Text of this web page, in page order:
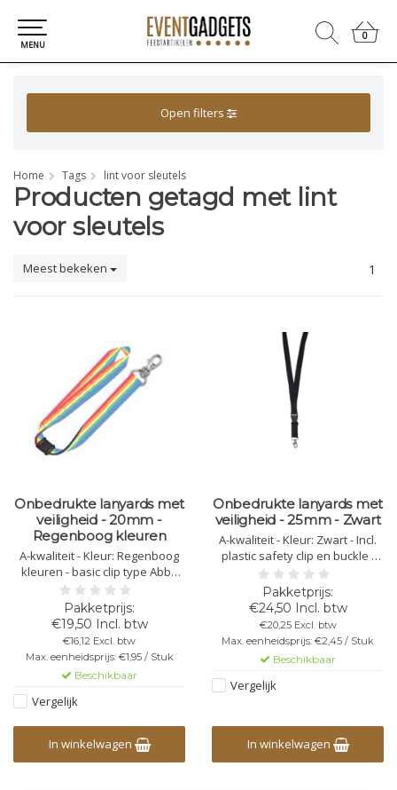
0
0
MENU
Open filters
Home Tags lint voor sleutels
Producten getagd met lint
voor sleutels
Meest bekeken 1
Onbedrukte lanyards met
veiligheid - 20mm -
Regenboog kleuren
A-kwaliteit - Kleur: Regenboog
kleuren - basic clip type Abby
en een safety clip. - Breedte:
20mm
€19,50 Incl. btw
€16,12 Excl. btw
Max. eenheidsprijs: €1,95 / Stuk
Beschikbaar
Vergelijk
In winkelwagen
Onbedrukte lanyards met
veiligheid - 25mm - Zwart
A-kwaliteit - Kleur: Zwart - Incl.
plastic safety clip en buckle -
Breedte: 25mm
€24,50 Incl. btw
€20,25 Excl. btw
Max. eenheidsprijs: €2,45 / Stuk
Beschikbaar
Vergelijk
In winkelwagen